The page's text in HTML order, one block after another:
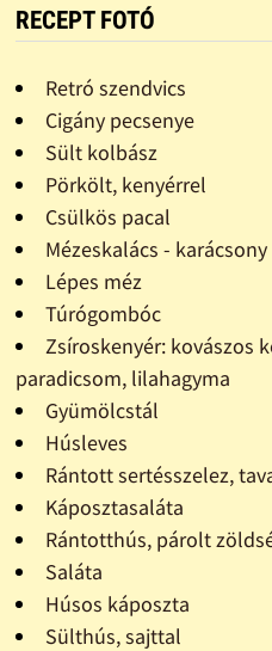
RECEPT FOTÓ
Retró szendvics
Cigány pecsenye
Sült kolbász
Pörkölt, kenyérrel
Csülkös pacal
Mézeskalács - karácsony
Lépes méz
Túrógombóc
Zsíroskenyér: kovászos
paradicsom, lilahagyma
Gyümölcstál
Húsleves
Rántott sertésszelez,
Káposztasaláta
Rántotthús, párolt
Saláta
Húsos káposzta
Sülthús, sajttal